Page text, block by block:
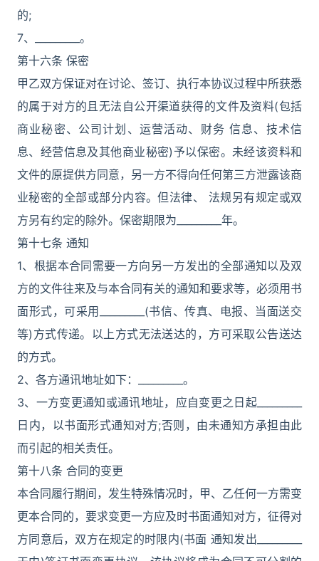
的;
7、_________。
第十六条 保密
甲乙双方保证对在讨论、签订、执行本协议过程中所获悉
的属于对方的且无法自公开渠道获得的文件及资料(包括
商业秘密、公司计划、运营活动、财务 信息、技术信
息、经营信息及其他商业秘密)予以保密。未经该资料和
文件的原提供方同意，另一方不得向任何第三方泄露该商
业秘密的全部或部分内容。但法律、 法规另有规定或双
方另有约定的除外。保密期限为_________年。
第十七条 通知
1、根据本合同需要一方向另一方发出的全部通知以及双
方的文件往来及与本合同有关的通知和要求等，必须用书
面形式，可采用_________(书信、传真、电报、当面送交
等)方式传递。以上方式无法送达的，方可采取公告送达
的方式。
2、各方通讯地址如下：_________。
3、一方变更通知或通讯地址，应自变更之日起_________
日内，以书面形式通知对方;否则，由未通知方承担由此
而引起的相关责任。
第十八条 合同的变更
本合同履行期间，发生特殊情况时，甲、乙任何一方需变
更本合同的，要求变更一方应及时书面通知对方，征得对
方同意后，双方在规定的时限内(书面 通知发出_________